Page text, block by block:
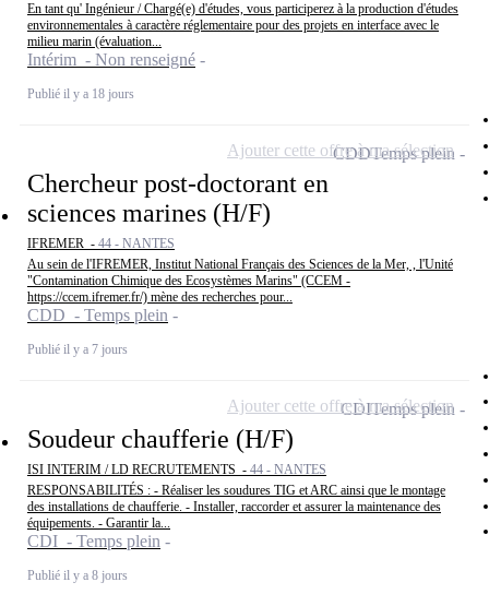
En tant qu' Ingénieur / Chargé(e) d'études, vous participerez à la production d'études
environnementales à caractère réglementaire pour des projets en interface avec le
milieu marin (évaluation...
Intérim - Non renseigné
Publié il y a 18 jours
Chercheur post-doctorant en
sciences marines (H/F)
IFREMER - 44 - NANTES
Au sein de l'IFREMER, Institut National Français des Sciences de la Mer, , l'Unité
"Contamination Chimique des Ecosystèmes Marins" (CCEM -
https://ccem.ifremer.fr/) mène des recherches pour...
CDD - Temps plein
Publié il y a 7 jours
CDDTemps plein
Ajouter cette offre à ma sélection
Soudeur chaufferie (H/F)
ISI INTERIM / LD RECRUTEMENTS - 44 - NANTES
RESPONSABILITÉS : - Réaliser les soudures TIG et ARC ainsi que le montage
des installations de chaufferie. - Installer, raccorder et assurer la maintenance des
équipements. - Garantir la...
CDI - Temps plein
Publié il y a 8 jours
CDITemps plein
Ajouter cette offre à ma sélection